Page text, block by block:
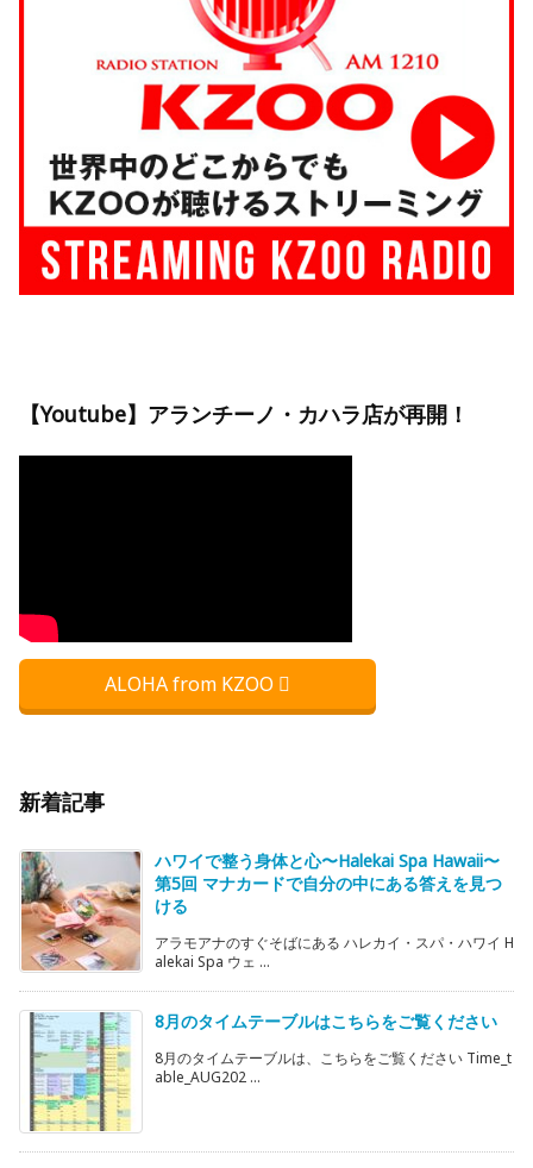
【Youtube】アランチーノ・カハラ店が再開！
ALOHA from KZOO
新着記事
ハワイで整う身体と心〜Halekai Spa Hawaii〜
第5回 マナカードで自分の中にある答えを見つ
ける
アラモアナのすぐそばにある ハレカイ・スパ・ハワイ H
alekai Spa ウェ ...
8月のタイムテーブルはこちらをご覧ください
8月のタイムテーブルは、こちらをご覧ください Time_t
able_AUG202 ...